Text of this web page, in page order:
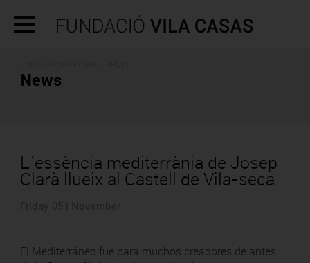
News
L´essència mediterrània de Josep
Clarà llueix al Castell de Vila-seca
El Mediterráneo fue para muchos creadores de antes